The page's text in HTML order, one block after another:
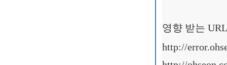
영향 받는
http://